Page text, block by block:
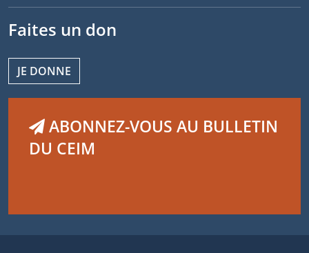
Faites un don
JE DONNE
ABONNEZ-VOUS AU BULLETIN
DU CEIM